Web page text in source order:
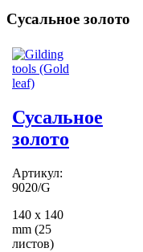
Сусальное золото
Сусальное
золото
Артикул:
9020/G
140 x 140
mm (25
листов)